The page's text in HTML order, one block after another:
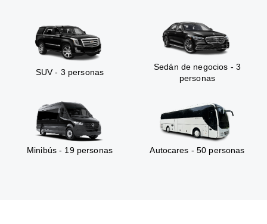
SUV - 3 personas
Sedán de negocios - 3
personas
Minibús - 19 personas Autocares - 50 personas